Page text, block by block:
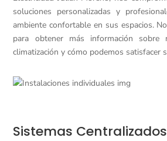
soluciones personalizadas y
ambiente confortable en sus espacios.
para obtener más información sobre
climatización y cómo podemos satisfacer
Sistemas Centralizados